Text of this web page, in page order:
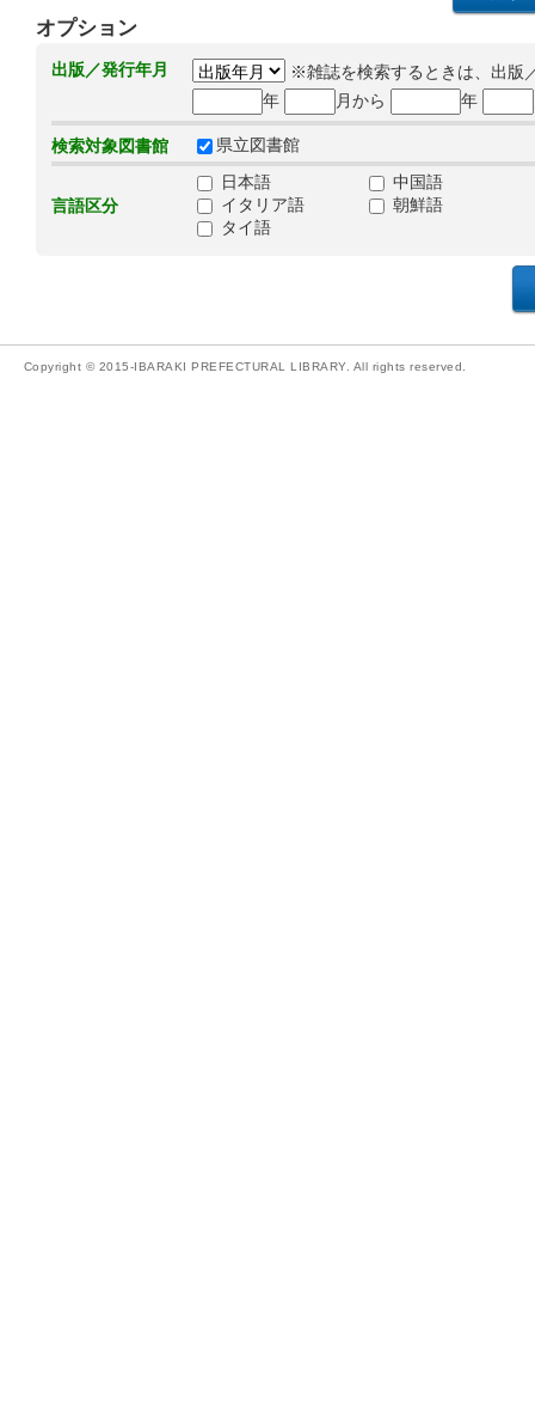
オプション
出版／発行年月
※雑誌を検索するときは、出版
年
月から 年
検索対象図書館 県立図書館
言語区分
日本語
中国語
イタリア語
朝鮮語
タイ語
Copyright © 2015-IBARAKI PREFECTURAL LIBRARY. All rights reserved.